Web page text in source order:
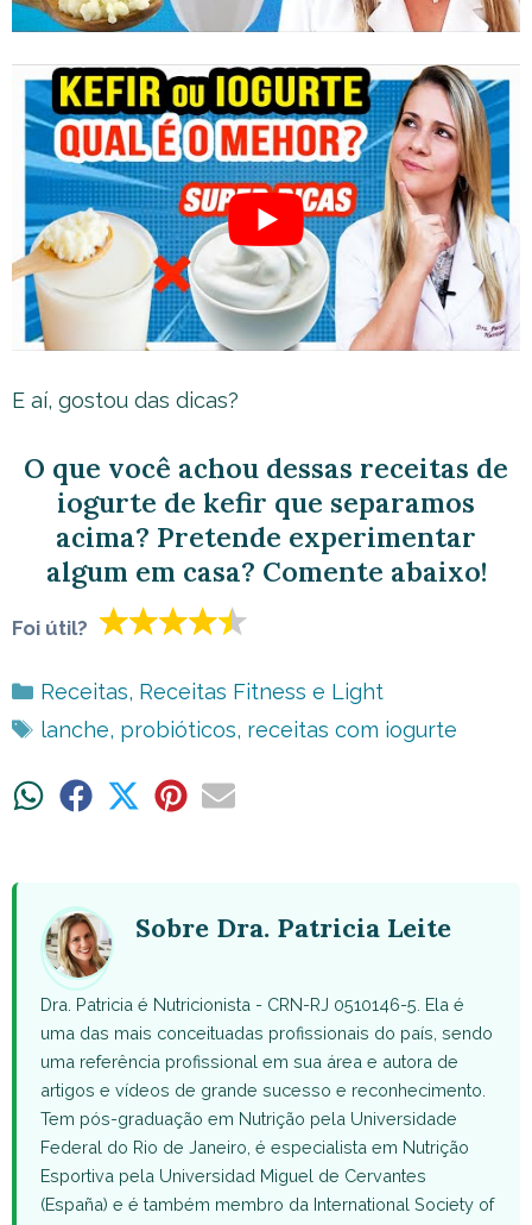
E aí, gostou das dicas?
O que você achou dessas receitas de
iogurte de kefir que separamos
acima? Pretende experimentar
algum em casa? Comente abaixo!
Foi útil?
Categorias
Receitas, Receitas Fitness e Light
Tags
lanche, probióticos, receitas com iogurte
ShareShare ShareShareShare
Sobre Dra. Patricia Leite
Dra. Patricia é Nutricionista - CRN-RJ 0510146-5. Ela é
uma das mais conceituadas profissionais do país, sendo
uma referência profissional em sua área e autora de
artigos e vídeos de grande sucesso e reconhecimento.
Tem pós-graduação em Nutrição pela Universidade
Federal do Rio de Janeiro, é especialista em Nutrição
Esportiva pela Universidad Miguel de Cervantes
(España) e é também membro da International Society of